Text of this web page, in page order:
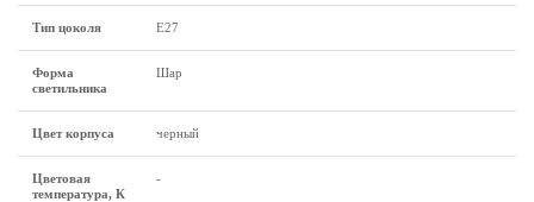
Тип цоколя Е27
Форма
светильника
Шар
Цвет корпуса черный
Цветовая
температура, К
-